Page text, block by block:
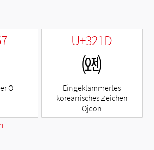
O
U+321D
㈝
Eingeklammertes
koreanisches Zeichen
Ojeon